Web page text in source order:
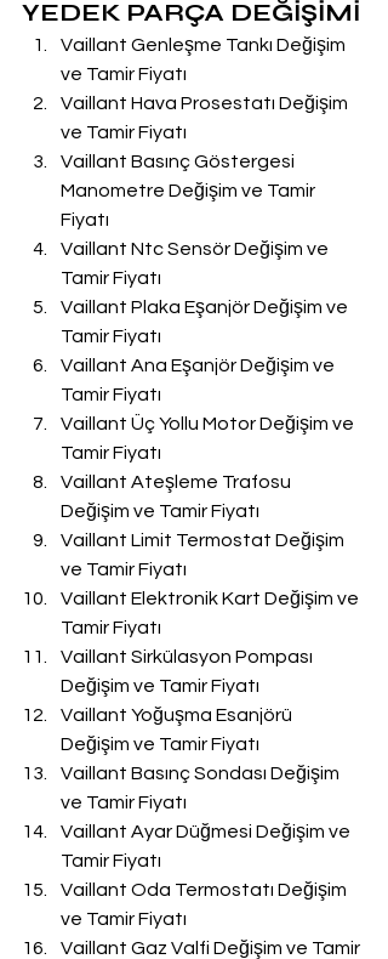
YEDEK PARÇA DEĞİŞİMİ
Vaillant Genleşme Tankı Değişim
ve Tamir Fiyatı
Vaillant Hava Prosestatı Değişim
ve Tamir Fiyatı
Vaillant Basınç Göstergesi
Manometre Değişim ve Tamir
Fiyatı
Vaillant Ntc Sensör Değişim ve
Tamir Fiyatı
Vaillant Plaka Eşanjör Değişim ve
Tamir Fiyatı
Vaillant Ana Eşanjör Değişim ve
Tamir Fiyatı
Vaillant Üç Yollu Motor Değişim ve
Tamir Fiyatı
Vaillant Ateşleme Trafosu
Değişim ve Tamir Fiyatı
Vaillant Limit Termostat Değişim
ve Tamir Fiyatı
Vaillant Elektronik Kart Değişim ve
Tamir Fiyatı
Vaillant Sirkülasyon Pompası
Değişim ve Tamir Fiyatı
Vaillant Yoğuşma Esanjörü
Değişim ve Tamir Fiyatı
Vaillant Basınç Sondası Değişim
ve Tamir Fiyatı
Vaillant Ayar Düğmesi Değişim ve
Tamir Fiyatı
Vaillant Oda Termostatı Değişim
ve Tamir Fiyatı
Vaillant Gaz Valfi Değişim ve Tamir